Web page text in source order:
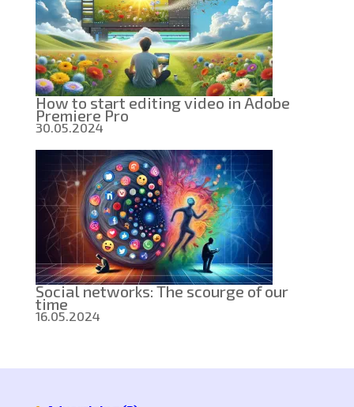
How to start editing video in Adobe
Premiere Pro
30.05.2024
Social networks: The scourge of our
time
16.05.2024